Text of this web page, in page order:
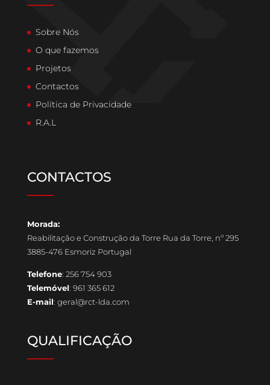
Sobre Nós
O que fazemos
Projetos
Contactos
Política de Privacidade
R.A.L
CONTACTOS
____
Morada:
Reabilitação e Construção da Torre Rua da Torre, nº 295
3885-476 Esmoriz Portugal
Telefone: 256 754 903
Telemóvel: 961 365 612
E-mail: geral@rct-lda.com
QUALIFICAÇÃO